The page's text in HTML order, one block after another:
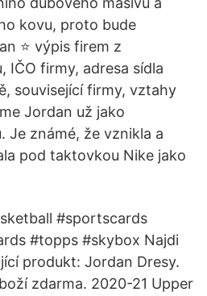
kovu, proto bude
⭐ výpis firem z
IČO firmy, adresa sídla
související firmy, vztahy
Jordan už jako
Je známé, že vznikla a
pod taktovkou Nike jako
#sportscards
#topps #skybox Najdi
produkt: Jordan Dresy.
zdarma. 2020-21 Upper